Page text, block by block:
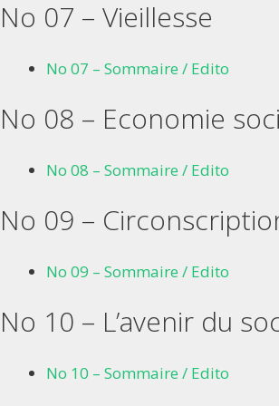
No 07 – Vieillesse
No 07 – Sommaire / Edito
No 08 – Economie
No 08 – Sommaire / Edito
No 09 –
No 09 – Sommaire / Edito
No 10 – L’avenir du
No 10 – Sommaire / Edito